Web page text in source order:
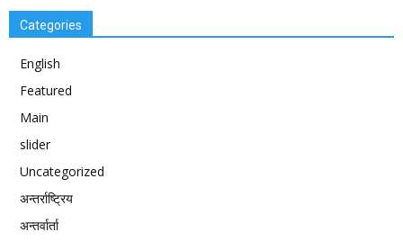
Categories
English
Featured
Main
slider
Uncategorized
अन्तर्राष्ट्रिय
अन्तर्वार्ता